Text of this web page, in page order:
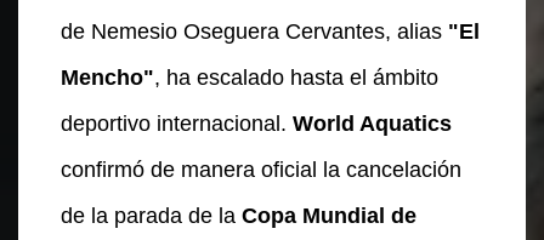
de Nemesio Oseguera Cervantes, alias "El
Mencho", ha escalado hasta el ámbito
deportivo internacional. World Aquatics
confirmó de manera oficial la cancelación
de la parada de la Copa Mundial de